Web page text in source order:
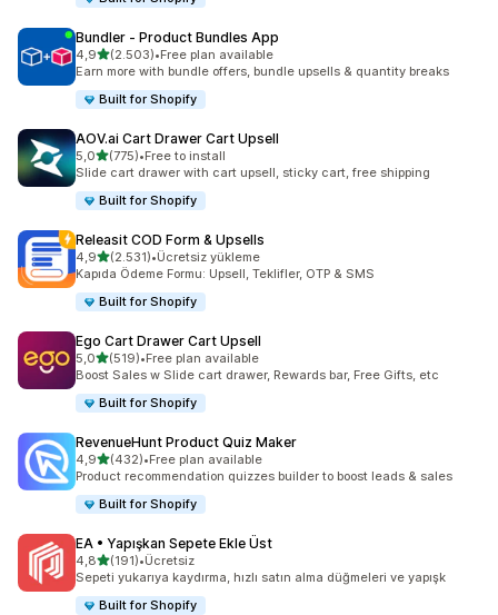
Bundler ‑ Product Bundles App
4,95 yıldız üzerinden
(2.503)
toplam 2503 değerlendirme
•Free plan available
Earn more with bundle offers, bundle upsells & quantity breaks
Built for Shopify
AOV.ai Cart Drawer Cart Upsell
5,05 yıldız üzerinden
(775)
toplam 775 değerlendirme
•Free to install
Slide cart drawer with cart upsell, sticky cart, free shipping
Built for Shopify
Releasit COD Form & Upsells
4,95 yıldız üzerinden
(2.531)
toplam 2531 değerlendirme
•Ücretsiz yükleme
Kapıda Ödeme Formu: Upsell, Teklifler, OTP & SMS
Built for Shopify
Ego Cart Drawer Cart Upsell
5,05 yıldız üzerinden
(519)
toplam 519 değerlendirme
•Free plan available
Boost Sales w Slide cart drawer, Rewards bar, Free Gifts, etc
Built for Shopify
RevenueHunt Product Quiz Maker
4,95 yıldız üzerinden
(432)
toplam 432 değerlendirme
•Free plan available
Product recommendation quizzes builder to boost leads & sales
Built for Shopify
EA • Yapışkan Sepete Ekle Üst
4,85 yıldız üzerinden
(191)
toplam 191 değerlendirme
•Ücretsiz
Sepeti yukarıya kaydırma, hızlı satın alma düğmeleri ve yapışk
Built for Shopify